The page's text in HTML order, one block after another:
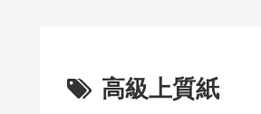
高級上質紙